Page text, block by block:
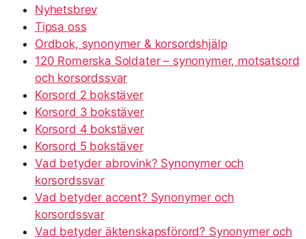
Nyhetsbrev
Tipsa oss
Ordbok, synonymer & korsordshjälp
120 Romerska Soldater – synonymer, motsatsord
och korsordssvar
Korsord 2 bokstäver
Korsord 3 bokstäver
Korsord 4 bokstäver
Korsord 5 bokstäver
Vad betyder abrovink? Synonymer och
korsordssvar
Vad betyder accent? Synonymer och
korsordssvar
Vad betyder äktenskapsförord? Synonymer och